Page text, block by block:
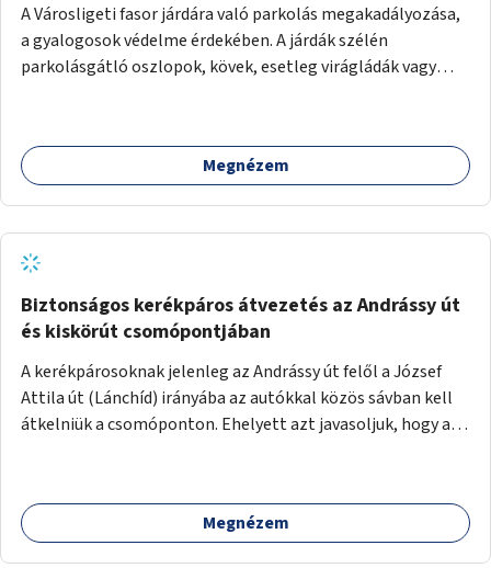
A Városligeti fasor járdára való parkolás megakadályozása,
a gyalogosok védelme érdekében. A járdák szélén
parkolásgátló oszlopok, kövek, esetleg virágládák vagy
Megnézem
Biztonságos kerékpáros átvezetés az Andrássy út
és kiskörút csomópontjában
A kerékpárosoknak jelenleg az Andrássy út felől a József
Attila út (Lánchíd) irányába az autókkal közös sávban kell
átkelniük a csomóponton. Ehelyett azt javasoljuk, hogy az
vezessen át a József Attila utcáig. Innentől a József Attila
utca szélső sávja busz-és kerékpársáv legyen, és érje el a
Megnézem